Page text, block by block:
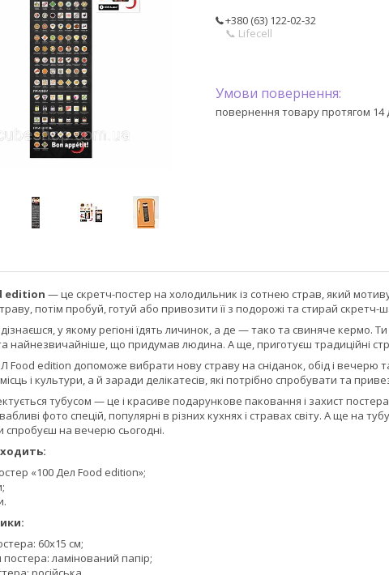
+380 (63) 122-02-32
📞 Lifecell
повернення товару протягом 14
edition — це скретч-постер на холодильник із сотнею страв, який
потім пробуй, готуй або привозити її з подорожі та стирай скретч-
у якому регіоні їдять личинок, а де — тако та свиняче кермо.
найнезвичайніше, що придумав людина. А ще, приготуєш традиційні
Food edition допоможе вибрати нову страву на сніданок, обід і вечерю
і культури, а й заради делікатесів, які потрібно спробувати та
тубусом — це і красиве подарункове паковання і захист
фото спецій, популярні в різних кухнях і стравах світу. А ще на
спробуєш на вечерю сьогодні.
«100 Дел Food edition»;
60х15 см;
постера: ламінований папір;